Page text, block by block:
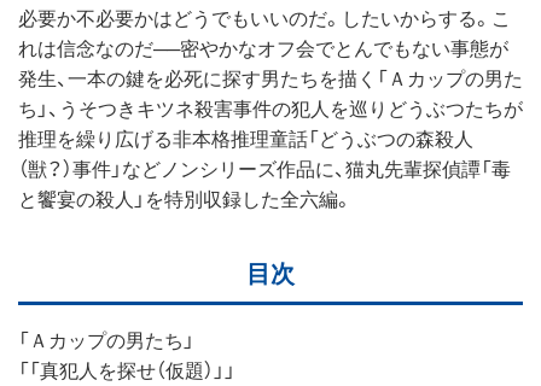
必要か不必要かはどうでもいいのだ。したいからする。こ
れは信念なのだ──密やかなオフ会でとんでもない事態が
発生、一本の鍵を必死に探す男たちを描く「Ａカップの男た
ち」、うそつきキツネ殺害事件の犯人を巡りどうぶつたちが
推理を繰り広げる非本格推理童話「どうぶつの森殺人
（獣？）事件」などノンシリーズ作品に、猫丸先輩探偵譚「毒
と饗宴の殺人」を特別収録した全六編。
目次
「Ａカップの男たち」
「「真犯人を探せ（仮題）」」